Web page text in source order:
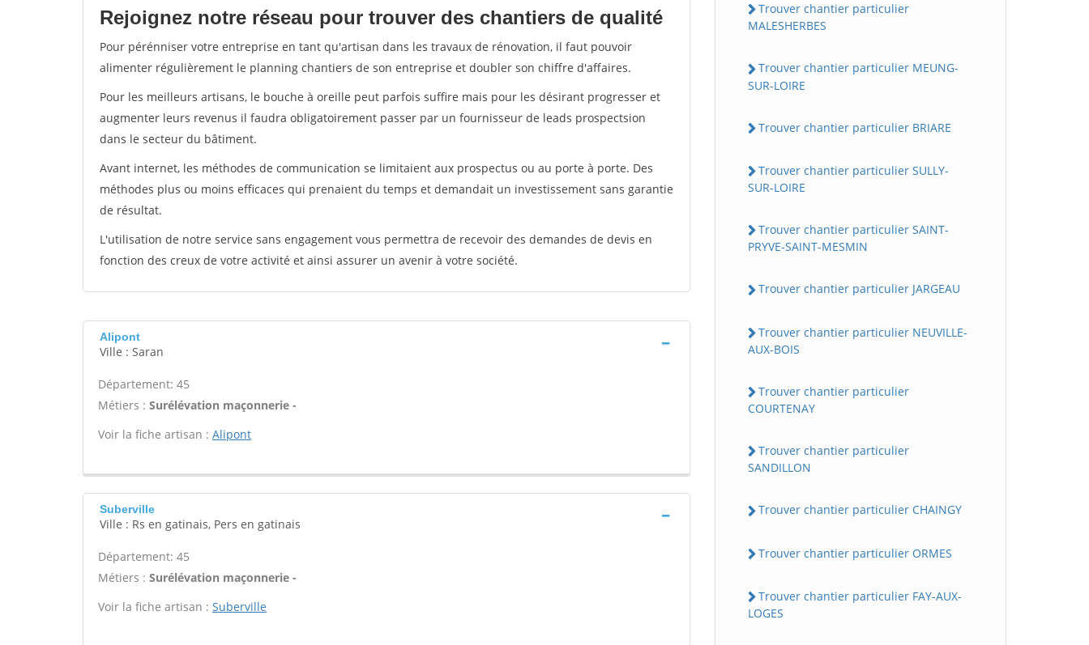
Rejoignez notre réseau pour trouver des chantiers de qualité
Pour pérénniser votre entreprise en tant qu'artisan dans les travaux de rénovation, il faut pouvoir
alimenter régulièrement le planning chantiers de son entreprise et doubler son chiffre d'affaires.
Pour les meilleurs artisans, le bouche à oreille peut parfois suffire mais pour les désirant progresser et
augmenter leurs revenus il faudra obligatoirement passer par un fournisseur de leads prospectsion
dans le secteur du bâtiment.
Avant internet, les méthodes de communication se limitaient aux prospectus ou au porte à porte. Des
méthodes plus ou moins efficaces qui prenaient du temps et demandait un investissement sans garantie
de résultat.
L'utilisation de notre service sans engagement vous permettra de recevoir des demandes de devis en
fonction des creux de votre activité et ainsi assurer un avenir à votre société.
Alipont
Ville : Saran
Département: 45
Métiers : Surélévation maçonnerie -
Voir la fiche artisan : Alipont
Suberville
Ville : Rs en gatinais, Pers en gatinais
Département: 45
Métiers : Surélévation maçonnerie -
Voir la fiche artisan : Suberville
Trouver chantier particulier
MALESHERBES
Trouver chantier particulier MEUNG-
SUR-LOIRE
Trouver chantier particulier BRIARE
Trouver chantier particulier SULLY-
SUR-LOIRE
Trouver chantier particulier SAINT-
PRYVE-SAINT-MESMIN
Trouver chantier particulier JARGEAU
Trouver chantier particulier NEUVILLE-
AUX-BOIS
Trouver chantier particulier
COURTENAY
Trouver chantier particulier
SANDILLON
Trouver chantier particulier CHAINGY
Trouver chantier particulier ORMES
Trouver chantier particulier FAY-AUX-
LOGES